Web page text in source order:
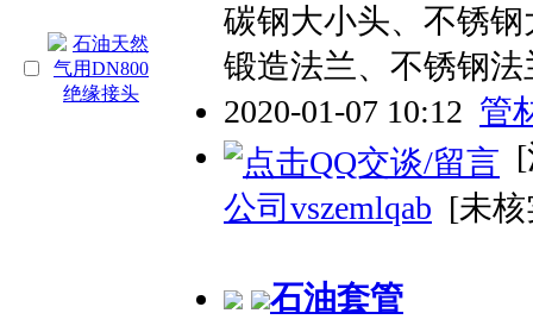
碳钢大小头、不锈
锻造法兰、不锈钢
2020-01-07 10:12 管
公司vszemlqab [未
石油套管